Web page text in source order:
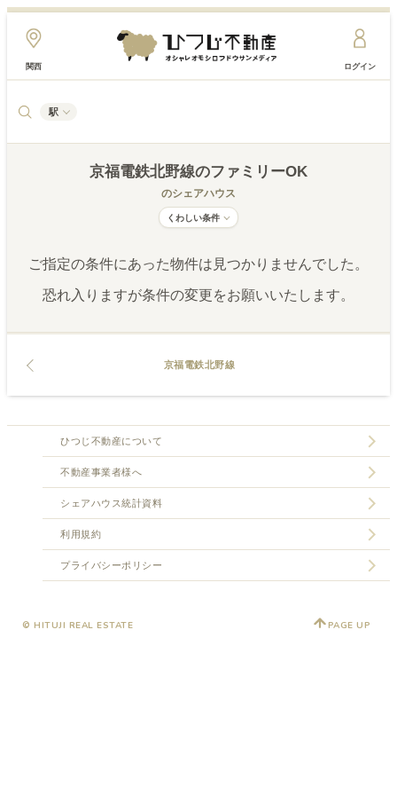
関西 ログイン
駅
京福電鉄北野線のファミリーOK
のシェアハウス
くわしい条件
ご指定の条件にあった物件は見つかりませんでした。
恐れ入りますが条件の変更をお願いいたします。
京福電鉄北野線
ひつじ不動産について
不動産事業者様へ
シェアハウス統計資料
利用規約
プライバシーポリシー
© HITUJI REAL ESTATE PAGE UP